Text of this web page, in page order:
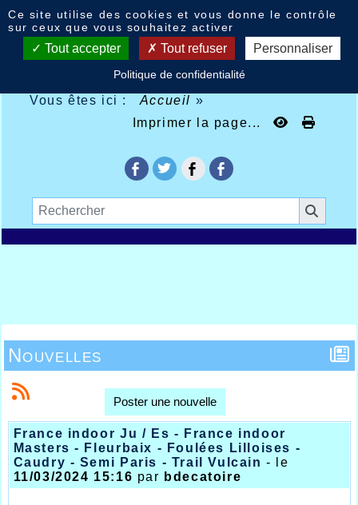
Vous êtes ici : Accueil »
Imprimer la page...
Nouvelles
Poster une nouvelle
France indoor Ju / Es - France indoor
Masters - Fleurbaix - Foulées Lilloises -
Caudry - Semi Paris - Trail Vulcain - le
11/03/2024 15:16 par bdecatoire
Ce site utilise des cookies et vous donne le contrôle
sur ceux que vous souhaitez activer
Tout accepter Tout refuser Personnaliser
Politique de confidentialité